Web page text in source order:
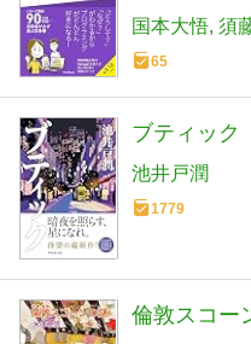
国本大悟 須
65
ブティック
池井戸潤
1779
倫敦スコー